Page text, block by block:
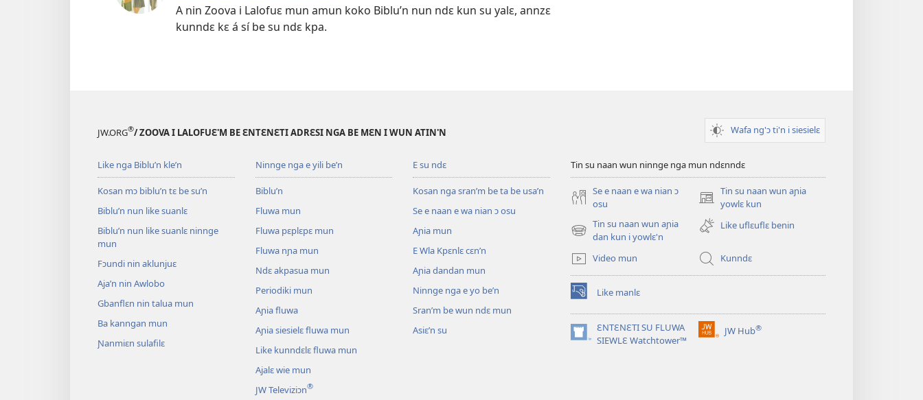
A nin Zoova i Lalofuɛ mun amun koko Biblu’n nun ndɛ kun su yalɛ, annzɛ
kunndɛ kɛ á sí be su ndɛ kpa.
JW.ORG®/ ZOOVA I LALOFUƐ'M BE ƐNTƐNƐTI ADRƐSI NGA BE MƐN I WUN ATIN'N Wafa ng'ɔ ti'n i siesielɛ
Like nga Biblu’n kle’n
Kosan mɔ biblu’n tɛ be su’n
Biblu’n nun like suanlɛ
Biblu’n nun like suanlɛ ninnge
mun
Fɔundi nin aklunjuɛ
Aja’n nin Awlobo
Gbanflɛn nin talua mun
Ba kanngan mun
Ɲanmiɛn sulafilɛ
Ninnge nga e yili be’n
Biblu’n
Fluwa mun
Fluwa pɛplɛpɛ mun
Fluwa nɲa mun
Ndɛ akpasua mun
Periodiki mun
Aɲia fluwa
Aɲia siesielɛ fluwa mun
Like kunndɛlɛ fluwa mun
Ajalɛ wie mun
JW Televiziɔn®
E su ndɛ
Kosan nga sran’m be ta be usa’n
Se e naan e wa nian ɔ osu
Aɲia mun
E Wla Kpɛnlɛ cɛn’n
Aɲia dandan mun
Ninnge nga e yo be’n
Sran’m be wun ndɛ mun
Asiɛ’n su
Tin su naan wun ninnge nga mun ndɛnndɛ
Se e naan e wa nian ɔ
osu
Tin su naan wun aɲia
yowlɛ kun
(opens
new
window)
Tin su naan wun aɲia
dan kun i yowlɛ'n
(opens
window)
Like uflɛuflɛ benin
Video mun Kunndɛ
Like manlɛ
(opens
new
window)ƐNTƐNƐTI SU FLUWA
SIEWLƐ Watchtower™
(opens
JW Hub®
(opens